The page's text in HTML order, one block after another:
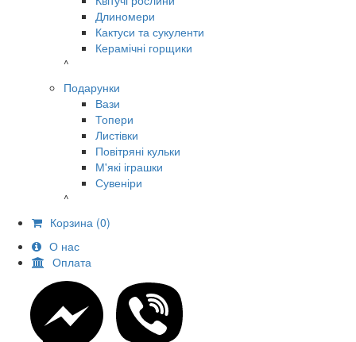
Длиномери
Кактуси та сукуленти
Керамічні горщики
^
Подарунки
Вази
Топери
Листівки
Повітряні кульки
М'які іграшки
Сувеніри
^
Корзина (0)
О нас
Оплата